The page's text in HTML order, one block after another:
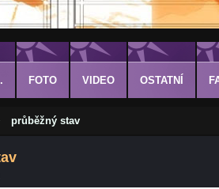
průběžný stav
FOTO VIDEO OSTATNÍ